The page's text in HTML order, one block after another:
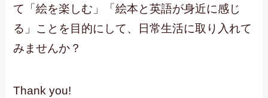
て「絵を楽しむ」「絵本と英語が身近に感じ
る」ことを目的にして、日常生活に取り入れて
みませんか？
Thank you!